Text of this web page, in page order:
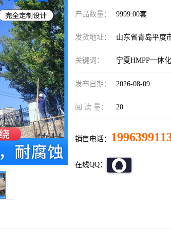
产品数量： 9999.00套
发货地址： 山东省青岛平度
关键词： 宁夏HMPP一体
发布日期： 2026-08-09
阅 读 量： 20
销售电话：
在线QQ：